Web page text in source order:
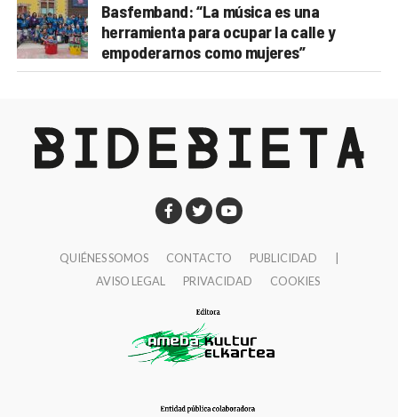
Basfemband: “La música es una
herramienta para ocupar la calle y
empoderarnos como mujeres”
QUIÉNES SOMOS CONTACTO PUBLICIDAD
AVISO LEGAL
PRIVACIDAD COOKIES